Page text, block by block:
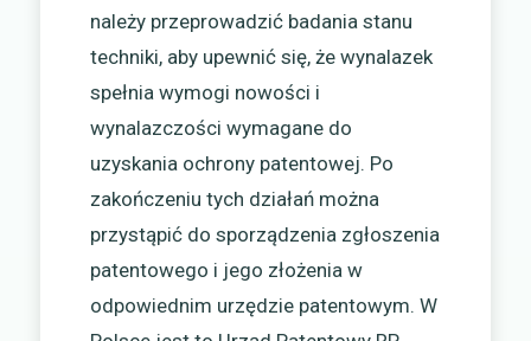
należy przeprowadzić badania stanu
techniki, aby upewnić się, że wynalazek
spełnia wymogi nowości i
wynalazczości wymagane do
uzyskania ochrony patentowej. Po
zakończeniu tych działań można
przystąpić do sporządzenia zgłoszenia
patentowego i jego złożenia w
odpowiednim urzędzie patentowym. W